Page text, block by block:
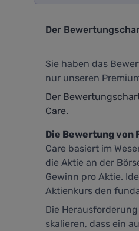
Sie haben das
nur unseren
Der
Care.
Die Bewertung von
Care basiert im
die Aktie an der
Gewinn pro Aktie.
Aktienkurs den
Die
skalieren, dass ein